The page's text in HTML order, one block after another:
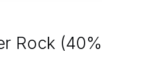
Rock (40%